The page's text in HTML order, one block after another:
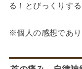
る！とびっくりす
※個人の感想であり